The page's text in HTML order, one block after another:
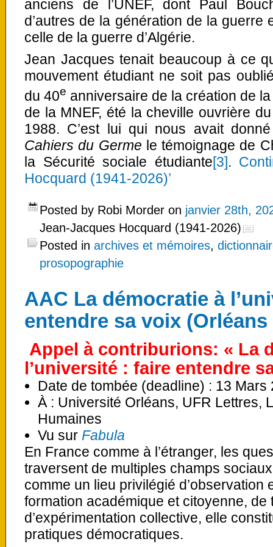
anciens de l’UNEF, dont Paul
d’autres de la génération de la guerre
celle de la guerre d’Algérie.
Jean Jacques tenait beaucoup à ce
mouvement étudiant ne soit pas
du 40e anniversaire de la création de
de la MNEF, été la cheville ouvrière
1988. C’est lui qui nous avait
Cahiers du Germe le témoignage de
la Sécurité sociale étudiante[3].
Hocquard (1941-2026)’
Posted by Robi Morder on janvier 28th,
Jean-Jacques Hocquard (1941-2026)
Posted in archives et mémoires,
prosopographie
AAC La démocratie à
entendre sa voix
Appel à contriburions: « La
l’université : faire entendre
Date de tombée (deadline) : 13 Mars
À : Université Orléans, UFR Lettres,
Humaines
Vu sur Fabula
En France comme à l’étranger, les
traversent de multiples champs
comme un lieu privilégié d’observation
formation académique et citoyenne,
d’expérimentation collective, elle
pratiques démocratiques.